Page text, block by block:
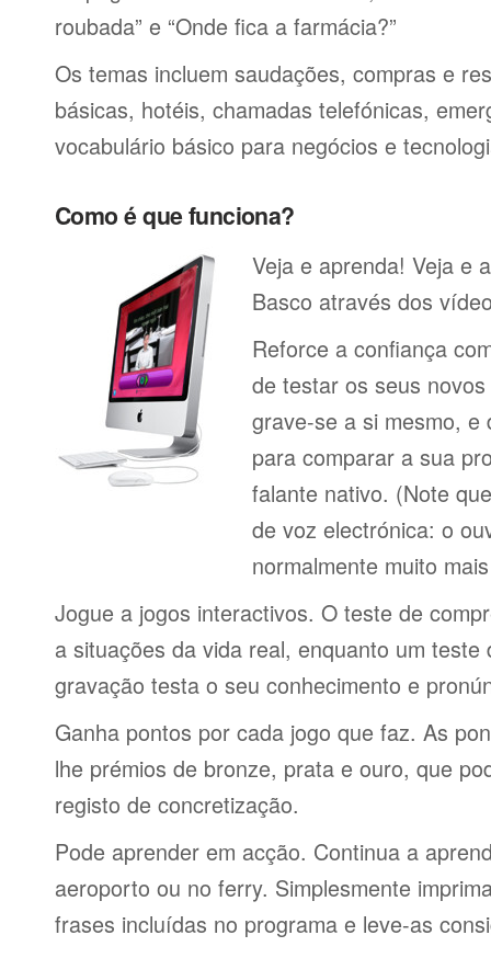
roubada” e “Onde fica a farmácia?”
Os temas incluem saudações, compras e
básicas, hotéis, chamadas telefónicas,
vocabulário básico para negócios e
Como é que funciona?
Veja e aprenda! Veja e
Basco através dos
Reforce a confiança
de testar os seus
grave-se a si mesmo, e
para comparar a sua
falante nativo. (Note
de voz electrónica: o
normalmente muito
Jogue a jogos interactivos. O teste de
a situações da vida real, enquanto um teste
gravação testa o seu conhecimento e
Ganha pontos por cada jogo que faz. As
lhe prémios de bronze, prata e ouro, que
registo de concretização.
Pode aprender em acção. Continua a
aeroporto ou no ferry. Simplesmente
frases incluídas no programa e leve-as